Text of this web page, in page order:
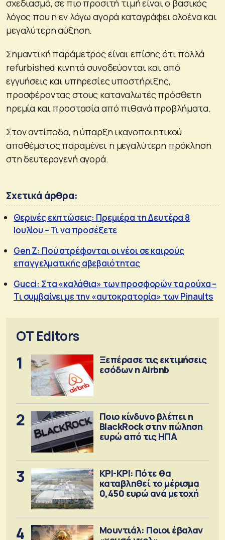
σχεδιασμό, σε πιο προσιτή τιμή είναι ο βασικός
λόγος που η εν λόγω αγορά καταγράφει ολοένα και
μεγαλύτερη αύξηση.
Σημαντική παράμετρος είναι επίσης ότι πολλά
refurbished κινητά συνοδεύονται και από
εγγυήσεις και υπηρεσίες υποστήριξης,
προσφέροντας στους καταναλωτές πρόσθετη
ηρεμία και προστασία από πιθανά προβλήματα.
Στον αντίποδα, η ύπαρξη ικανοποιητικού
αποθέματος παραμένει η μεγαλύτερη πρόκληση
στη δευτερογενή αγορά.
Σχετικά άρθρα:
Θερινές εκπτώσεις: Πρεμιέρα τη Δευτέρα 8
Ιουλίου – Τι να προσέξετε
Gen Z: Πού στρέφονται οι νέοι σε καιρούς
επαγγελματικής αβεβαιότητας
Gucci: Στα «καλάθια» των προσφορών τα ρούχα –
Τι συμβαίνει με την «αυτοκρατορία» των Pinaults
OT Editors
1
Ξεπέρασε τις εκτιμήσεις
εσόδων η Airbnb
2
Ποιο κίνδυνο βλέπει η
BlackRock στην πώληση
ευρώ από τις ΗΠΑ
3
ΚΡΙ-ΚΡΙ: Πότε θα
καταβληθεί το μέρισμα
0,450 ευρώ ανά μετοχή
4
Μουντιάλ: Ποιοι έβαλαν